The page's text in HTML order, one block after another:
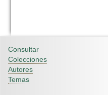
Consultar
Colecciones
Autores
Temas